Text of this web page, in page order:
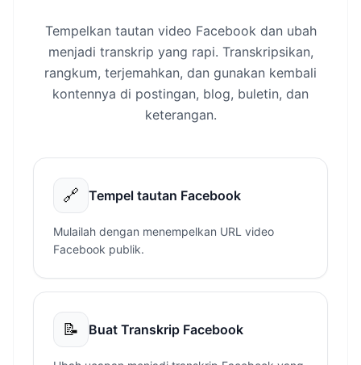
Tempelkan tautan video Facebook dan ubah
menjadi transkrip yang rapi. Transkripsikan,
rangkum, terjemahkan, dan gunakan kembali
kontennya di postingan, blog, buletin, dan
keterangan.
🔗 Tempel tautan Facebook
Mulailah dengan menempelkan URL video
Facebook publik.
📝 Buat Transkrip Facebook